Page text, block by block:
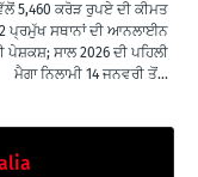
5,460 ਕਰੋੜ ਰੁਪਏ ਦੀ ਕੀਮਤ
ਪ੍ਰਮੁੱਖ ਸਥਾਨਾਂ ਦੀ ਆਨਲਾਈਨ
ਪੇਸ਼ਕਸ਼; ਸਾਲ 2026 ਦੀ ਪਹਿਲੀ
ਮੈਗਾ ਨਿਲਾਮੀ 14 ਜਨਵਰੀ ਤੋਂ...